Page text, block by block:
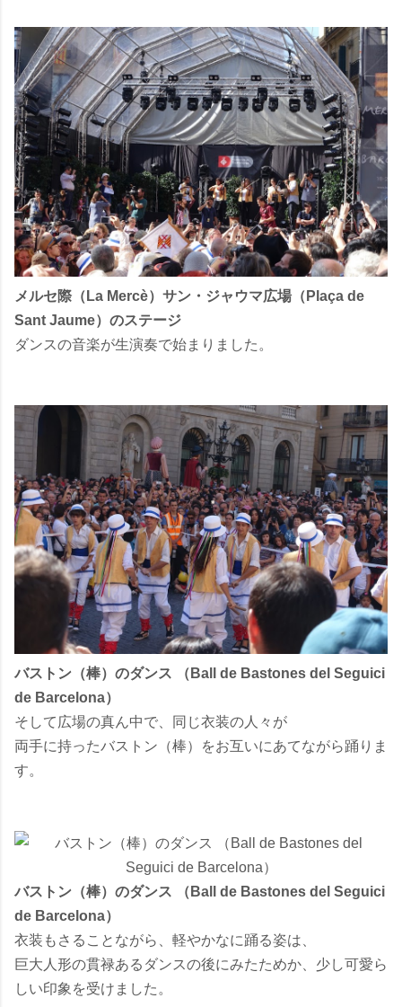
メルセ際（La Mercè）サン・ジャウマ広場（Plaça de
Sant Jaume）のステージ
ダンスの音楽が生演奏で始まりました。
バストン（棒）のダンス （Ball de Bastones del Seguici
de Barcelona）
そして広場の真ん中で、同じ衣装の人々が
両手に持ったバストン（棒）をお互いにあてながら踊りま
す。
バストン（棒）のダンス （Ball de Bastones del Seguici
de Barcelona）
衣装もさることながら、軽やかなに踊る姿は、
巨大人形の貫禄あるダンスの後にみたためか、少し可愛ら
しい印象を受けました。